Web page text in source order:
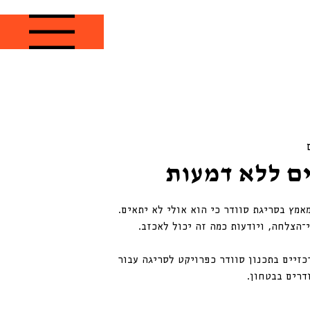
ללא דמעות
בסריגת סוודר כי הוא אולי לא יתאים.
בתכנון סוודר כפרויקט לסריגה עבור
בבטחון.